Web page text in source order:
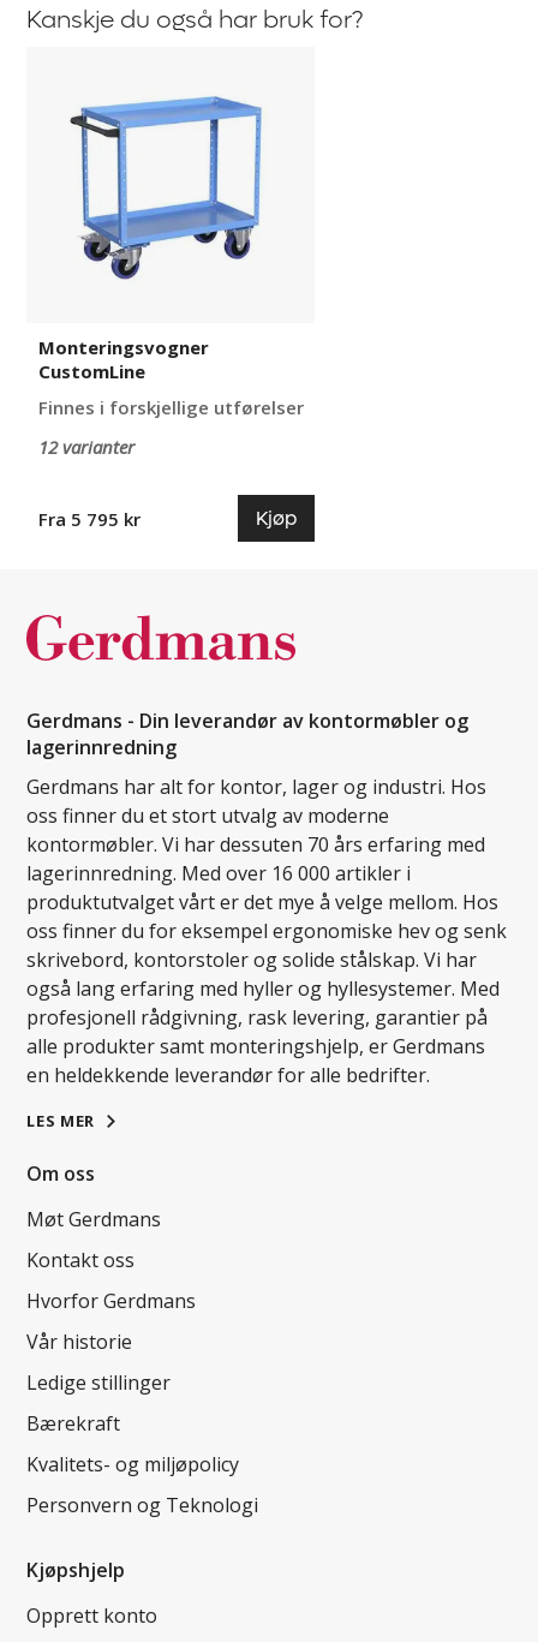
Kanskje du også har bruk for?
Monteringsvogner
CustomLine
Finnes i forskjellige utførelser
12 varianter
Fra 5 795 kr Kjøp
Gerdmans - Din leverandør av kontormøbler og
lagerinnredning
Gerdmans har alt for kontor, lager og industri. Hos
oss finner du et stort utvalg av moderne
kontormøbler. Vi har dessuten 70 års erfaring med
lagerinnredning. Med over 16 000 artikler i
produktutvalget vårt er det mye å velge mellom. Hos
oss finner du for eksempel ergonomiske hev og senk
skrivebord, kontorstoler og solide stålskap. Vi har
også lang erfaring med hyller og hyllesystemer. Med
profesjonell rådgivning, rask levering, garantier på
alle produkter samt monteringshjelp, er Gerdmans
en heldekkende leverandør for alle bedrifter.
LES MER
Om oss
Møt Gerdmans
Kontakt oss
Hvorfor Gerdmans
Vår historie
Ledige stillinger
Bærekraft
Kvalitets- og miljøpolicy
Personvern og Teknologi
Kjøpshjelp
Opprett konto